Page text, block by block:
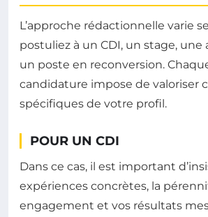
L’approche rédactionnelle varie
postuliez à un CDI, un stage, une
un poste en reconversion.
candidature impose de valoriser
spécifiques de votre profil.
POUR UN CDI
Dans ce cas, il est important
expériences concrètes, la
engagement et vos résultats